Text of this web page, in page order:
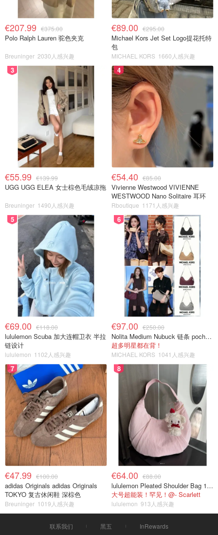
€207.99 €375.00
Polo Ralph Lauren 驼色夹克
Breuninger 2030人感兴趣
€89.00 €295.00
Michael Kors Jet Set Logo提花托特
包
MICHAEL KORS 1660人感兴趣
3
€55.99 €139.99
UGG UGG ELEA 女士棕色毛绒凉拖
Breuninger 1490人感兴趣
4
€54.40 €85.00
Vivienne Westwood VIVIENNE
WESTWOOD Nano Solitaire 耳环
Rboutique 1171人感兴趣
5
€69.00 €118.00
lululemon Scuba 加大连帽卫衣 半拉
链设计
lululemon 1102人感兴趣
6
€97.00 €250.00
Nolita Medium Nubuck 链条 pochette
超多明星都在背！
MICHAEL KORS 1041人感兴趣
7
€47.99 €100.00
adidas Originals adidas Originals
TOKYO 复古休闲鞋 深棕色
Breuninger 1019人感兴趣
8
€64.00 €88.00
lululemon Pleated Shoulder Bag 10L 单肩包
大号超能装！罕见！@- Scarlett
lululemon 913人感兴趣
联系我们 黑五
InRewards